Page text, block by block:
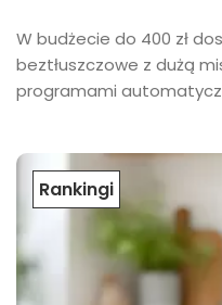
W budżecie do 400 zł
beztłuszczowe z dużą
programami
Rankingi